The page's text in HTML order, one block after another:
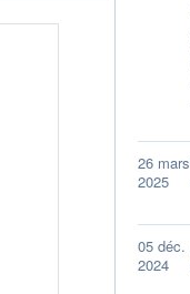
26 mars
2025
05 déc.
2024